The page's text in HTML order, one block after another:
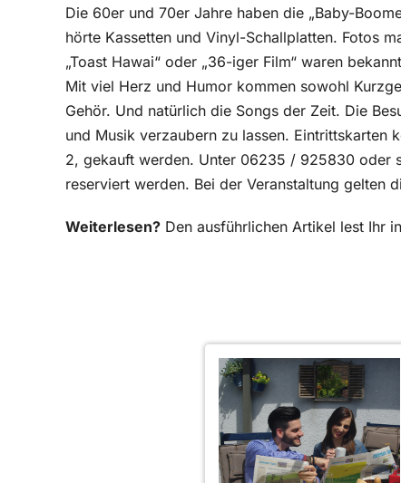
Die 60er und 70er Jahre haben die „Baby-
hörte Kassetten und Vinyl-Schallplatten. Fotos
„Toast Hawai“ oder „36-iger Film“ waren
Mit viel Herz und Humor kommen sowohl
Gehör. Und natürlich die Songs der Zeit. Die
und Musik verzaubern zu lassen. Eintrittskarten
2, gekauft werden. Unter 06235 / 925830 oder
reserviert werden. Bei der Veranstaltung gelten
Weiterlesen? Den ausführlichen Artikel lest Ihr